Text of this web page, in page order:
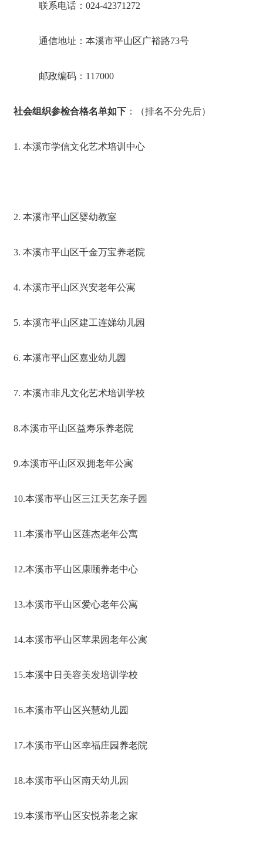
联系电话：024-42371272
通信地址：本溪市平山区广裕路73号
邮政编码：117000
社会组织参检合格名单如下：（排名不分先后）
1. 本溪市学信文化艺术培训中心
2. 本溪市平山区婴幼教室
3. 本溪市平山区千金万宝养老院
4. 本溪市平山区兴安老年公寓
5. 本溪市平山区建工连娣幼儿园
6. 本溪市平山区嘉业幼儿园
7. 本溪市非凡文化艺术培训学校
8.本溪市平山区益寿乐养老院
9.本溪市平山区双拥老年公寓
10.本溪市平山区三江天艺亲子园
11.本溪市平山区莲杰老年公寓
12.本溪市平山区康颐养老中心
13.本溪市平山区爱心老年公寓
14.本溪市平山区苹果园老年公寓
15.本溪中日美容美发培训学校
16.本溪市平山区兴慧幼儿园
17.本溪市平山区幸福庄园养老院
18.本溪市平山区南天幼儿园
19.本溪市平山区安悦养老之家